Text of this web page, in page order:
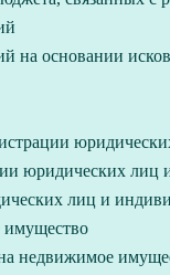
на основании
юридических
лиц и
имущество
недвижимое